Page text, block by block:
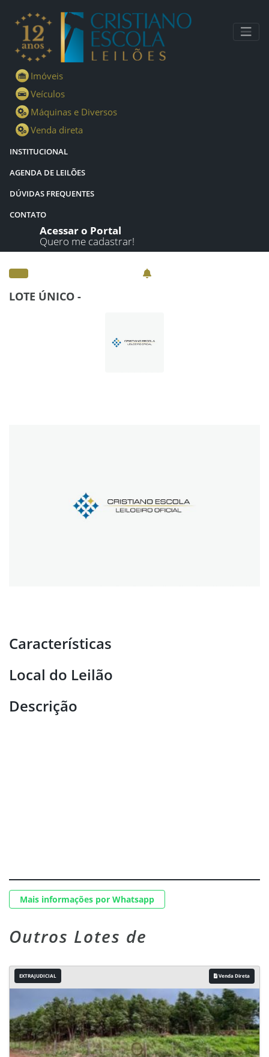
Imóveis
Veículos
Máquinas e Diversos
Venda direta
INSTITUCIONAL
AGENDA DE LEILÕES
DÚVIDAS FREQUENTES
CONTATO
Acessar o Portal
Quero me cadastrar!
LOTE ÚNICO -
Características
Local do Leilão
Descrição
Mais informações por Whatsapp
Outros Lotes de
EXTRAJUDICIAL Venda Direta